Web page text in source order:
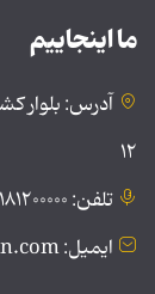
ما اینجاییم
آدرس: بلوار
۱۲
تلفن: ۰۲۱۸۱۲۰۰۰۰۰
ایمیل: public@tebyan.com